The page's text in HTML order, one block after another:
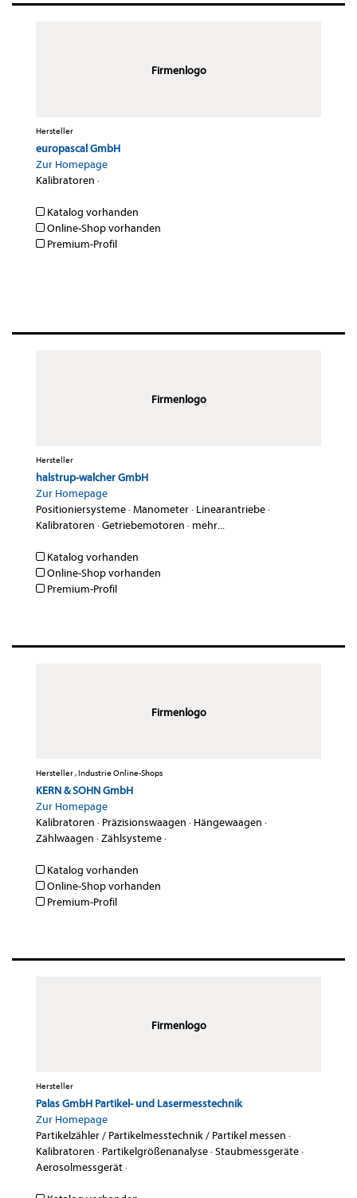
Firmenlogo
Hersteller
europascal GmbH
Zur Homepage
Kalibratoren ·
Katalog vorhanden
Online-Shop vorhanden
Premium-Profil
Firmenlogo
Hersteller
halstrup-walcher GmbH
Zur Homepage
Positioniersysteme·Manometer· Linearantriebe·
Kalibratoren ·Getriebemotoren · mehr...
Katalog vorhanden
Online-Shop vorhanden
Premium-Profil
Firmenlogo
Hersteller , Industrie Online-Shops
KERN & SOHN GmbH
Zur Homepage
Kalibratoren · Präzisionswaagen · Hängewaagen ·
Zählwaagen ·Zählsysteme·
Katalog vorhanden
Online-Shop vorhanden
Premium-Profil
Firmenlogo
Hersteller
Palas GmbH Partikel- und Lasermesstechnik
Zur Homepage
Partikelzähler / Partikelmesstechnik / Partikel messen ·
Kalibratoren · Partikelgrößenanalyse·Staubmessgeräte·
Aerosolmessgerät·